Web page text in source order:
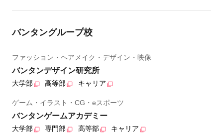
バンタングループ校
ファッション・ヘアメイク・デザイン・映像
バンタンデザイン研究所
大学部 高等部 キャリア
ゲーム・イラスト・CG・eスポーツ
バンタンゲームアカデミー
大学部 専門部 高等部 キャリア